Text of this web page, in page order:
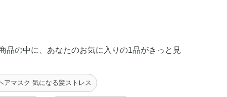
品の中に、あなたのお気に入りの1品がきっと見
アマスク 気になる髪ストレス